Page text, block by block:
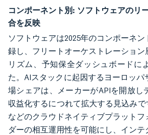
コンポーネント別: ソフトウェアのリ
合を反映
ソフトウェアは2025年のコンポーネン
録し、フリートオーケストレーショ
リズム、予知保全ダッシュボードに
た。AIスタックに起因するヨーロッ
場シェアは、メーカーがAPIを開放し
収益化するにつれて拡大する見込みで
などのクラウドネイティブプラット
ダーの相互運用性を可能にし、インテ